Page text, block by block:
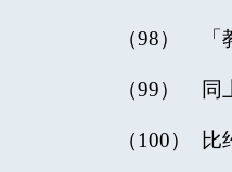
（98） 「
（99） 同
（100）